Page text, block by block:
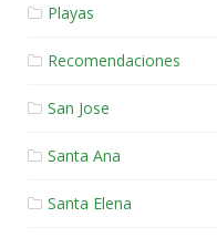
Playas
Recomendaciones
San Jose
Santa Ana
Santa Elena